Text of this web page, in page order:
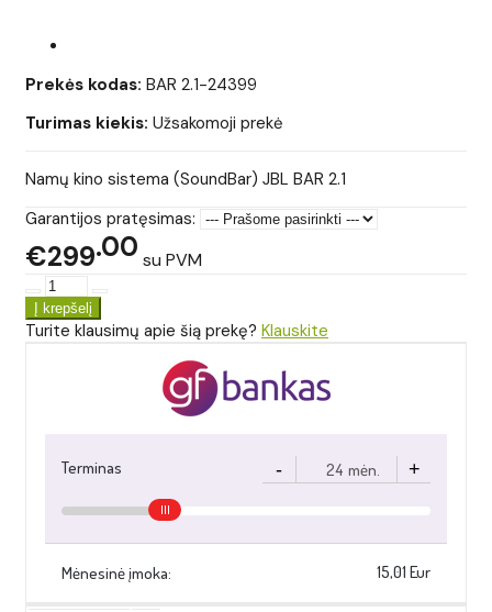
Prekės kodas: BAR 2.1-24399
Turimas kiekis: Užsakomoji prekė
Namų kino sistema (SoundBar) JBL BAR 2.1
Garantijos pratęsimas:
€299 00 su PVM
Turite klausimų apie šią prekę? Klauskite